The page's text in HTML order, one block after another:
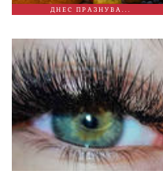
ДНЕС ПРАЗНУВА...